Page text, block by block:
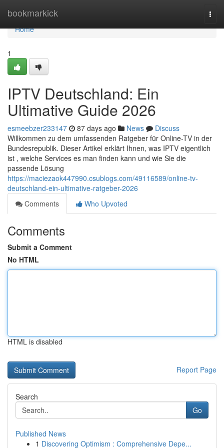
bookmarkick
Home
Home
1
IPTV Deutschland: Ein
Ultimative Guide 2026
esmeebzer233147 87 days ago News
Discuss
Willkommen zu dem umfassenden Ratgeber für Online-TV in der
Bundesrepublik. Dieser Artikel erklärt Ihnen, was IPTV eigentlich
ist , welche Services es man finden kann und wie Sie die
passende Lösung
https://maciezaok447990.csublogs.com/49116589/online-tv-
deutschland-ein-ultimative-ratgeber-2026
Comments
Who Upvoted
Comments
Submit a Comment
No HTML
HTML is disabled
Report Page
Search
Go
Published News
1 Discovering Optimism : Comprehensive Depe...